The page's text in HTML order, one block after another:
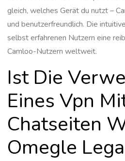
gleich, welches Gerät du nutzt –
und benutzerfreundlich. Die
selbst erfahrenen Nutzern eine
Camloo-Nutzern weltweit.
Ist Die
Eines Vpn
Chatseiten
Omegle